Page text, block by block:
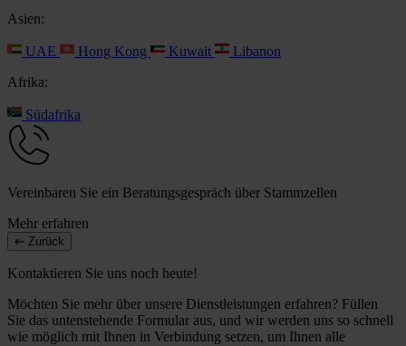
Asien:
UAE Hong Kong Kuwait
Libanon
Afrika:
Südafrika
Vereinbaren Sie ein Beratungsgespräch über Stammzellen
Mehr erfahren
Zurück
Kontaktieren Sie uns noch heute!
Möchten Sie mehr über unsere Dienstleistungen erfahren? Füllen
Sie das untenstehende Formular aus, und wir werden uns so schnell
wie möglich mit Ihnen in Verbindung setzen, um Ihnen alle